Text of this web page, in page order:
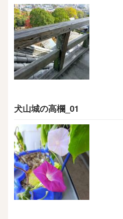
犬山城の高欄_01